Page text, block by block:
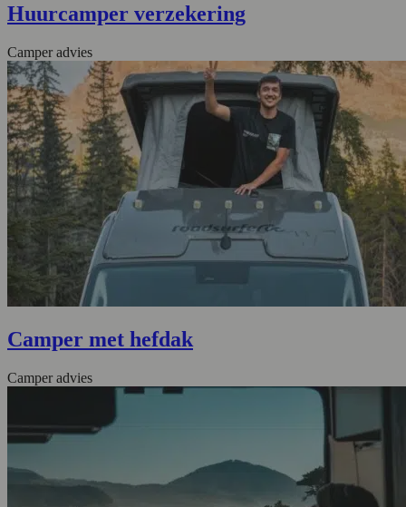
Huurcamper verzekering
Camper advies
Camper met hefdak
Camper advies